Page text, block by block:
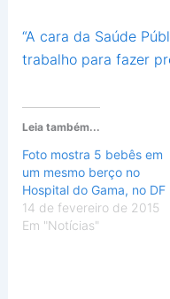
“A cara da Saúde
trabalho para fazer
Leia também...
Foto mostra 5 bebês em
um mesmo berço no
Hospital do Gama, no DF
14 de fevereiro de 2015
Em "Notícias"